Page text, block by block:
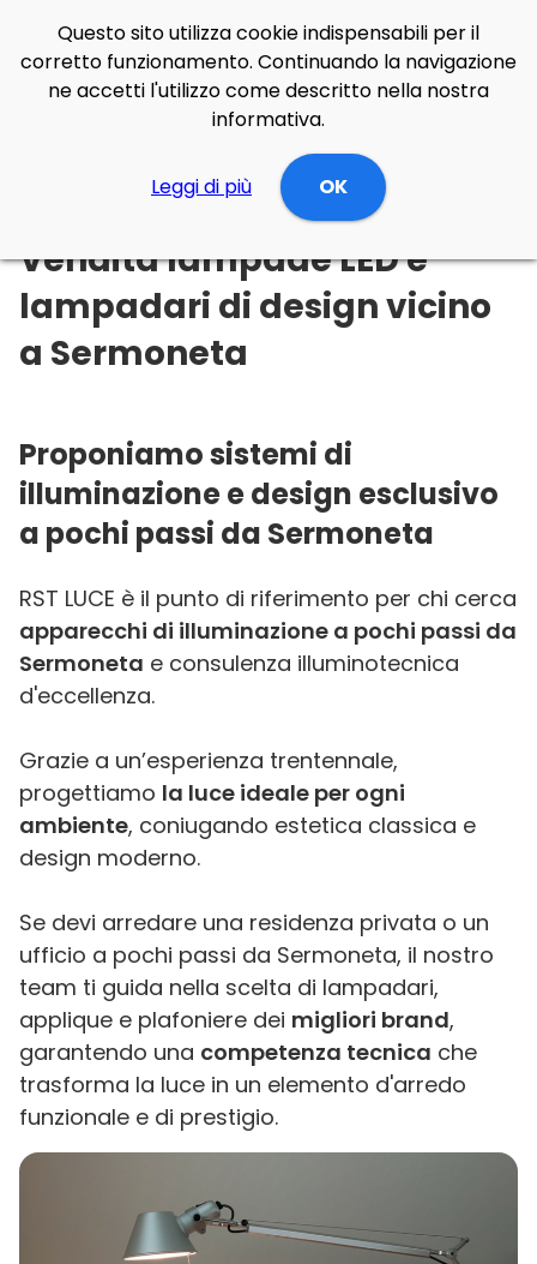
Illuminazione Online Lazio Latina Sermoneta
Vendita lampade LED e
lampadari di design vicino
a Sermoneta
Proponiamo sistemi di
illuminazione e design esclusivo
a pochi passi da Sermoneta
RST LUCE è il punto di riferimento per chi cerca
apparecchi di illuminazione a pochi passi da
Sermoneta e consulenza illuminotecnica
d'eccellenza.
Grazie a un’esperienza trentennale,
progettiamo la luce ideale per ogni
ambiente, coniugando estetica classica e
design moderno.
Se devi arredare una residenza privata o un
ufficio a pochi passi da Sermoneta, il nostro
team ti guida nella scelta di lampadari,
applique e plafoniere dei migliori brand,
garantendo una competenza tecnica che
trasforma la luce in un elemento d'arredo
funzionale e di prestigio.
Questo sito utilizza cookie indispensabili per il
corretto funzionamento. Continuando la navigazione
ne accetti l'utilizzo come descritto nella nostra
informativa.
Leggi di più OK